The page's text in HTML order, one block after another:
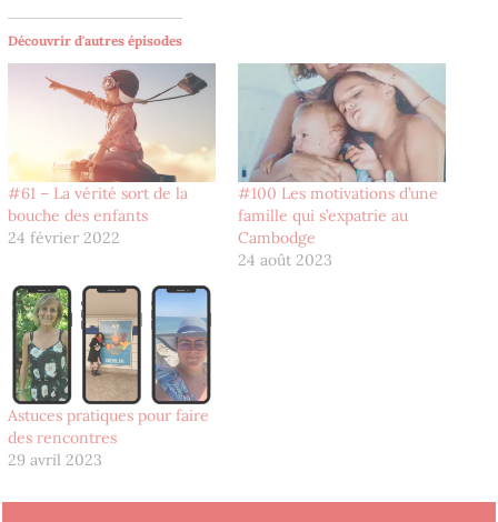
Découvrir d'autres épisodes
#61 – La vérité sort de la
bouche des enfants
24 février 2022
#100 Les motivations d’une
famille qui s’expatrie au
Cambodge
24 août 2023
Astuces pratiques pour faire
des rencontres
29 avril 2023